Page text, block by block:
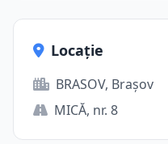
Locație
BRASOV, Brașov
MICĂ, nr. 8